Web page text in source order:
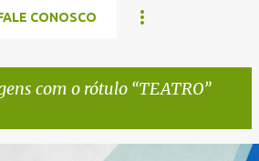
CONOSCO
com o rótulo TEATRO